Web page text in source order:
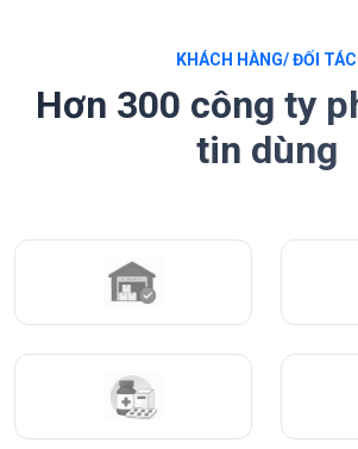
KHÁCH HÀNG/ ĐỐI TÁC
Hơn 300 công ty
tin dùng